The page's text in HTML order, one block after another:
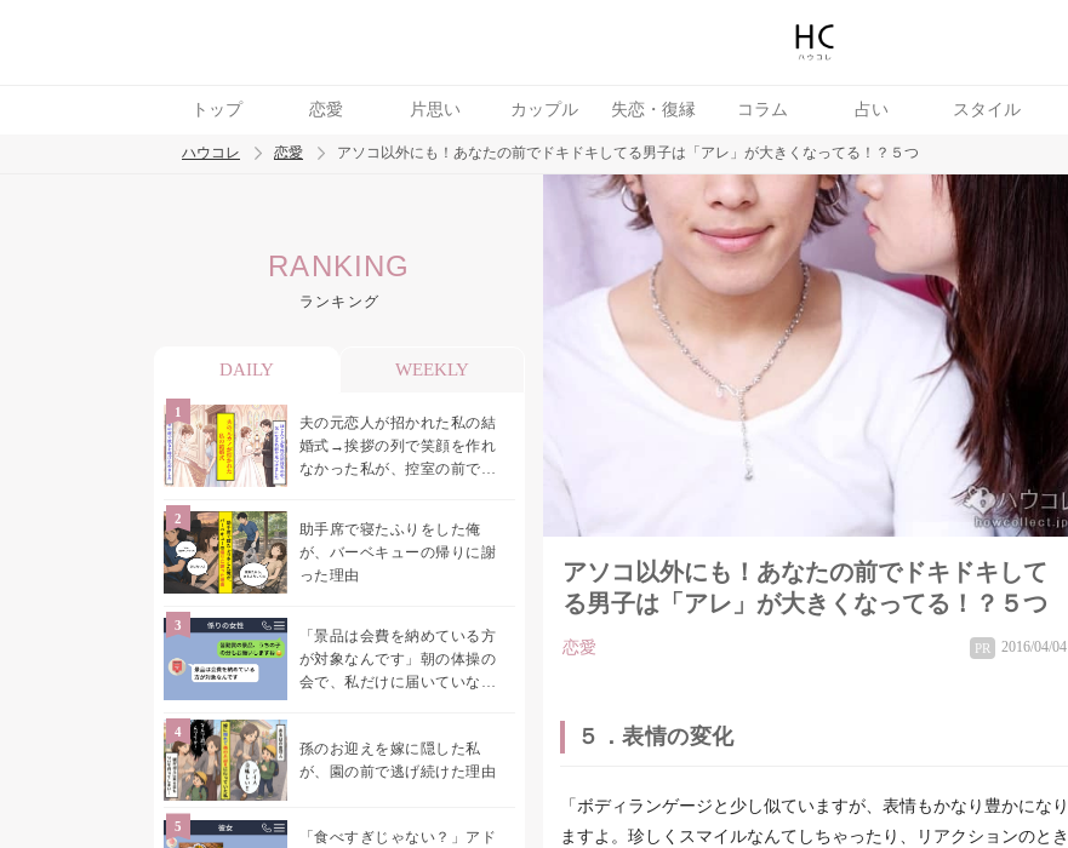
トップ 恋愛 片思い カップル 失恋・復縁 コラム 占い スタイル
トレンド ワード
ハウコレ 恋愛 アソコ以外にも！あなたの前でドキドキしてる男子は「アレ」が大きくなってる！？５つ
RANKING
ランキング
DAILY WEEKLY
夫の元恋人が招かれた私の結
婚式→挨拶の列で笑顔を作れ
なかった私が、控室の前で彼
助手席で寝たふりをした俺
が、バーベキューの帰りに謝
った理由
「景品は会費を納めている方
が対象なんです」朝の体操の
会で、私だけに届いていなか
孫のお迎えを嫁に隠した私
が、園の前で逃げ続けた理由
「食べすぎじゃない？」アド
アソコ以外にも！あなたの前でドキドキして
る男子は「アレ」が大きくなってる！？５つ
恋愛 PR 2016/04/04
５．表情の変化
「ボディランゲージと少し似ていますが、表情もかなり豊かになり
ますよ。珍しくスマイルなんてしちゃったり、リアクションのとき